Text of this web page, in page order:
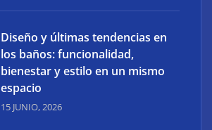
Diseño y últimas tendencias en
los baños: funcionalidad,
bienestar y estilo en un mismo
espacio
15 JUNIO, 2026